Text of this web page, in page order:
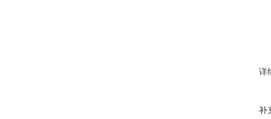
详
补